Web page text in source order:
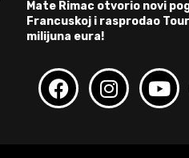
Mate Rimac otvorio novi
Francuskoj i rasprodao
milijuna eura!